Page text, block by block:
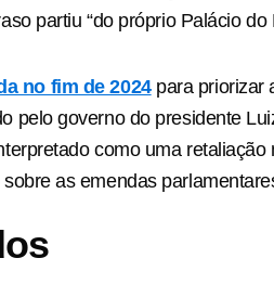
partiu “do próprio Palácio do
no fim de 2024para priorizar
pelo governo do presidente
como uma retaliação
as emendas